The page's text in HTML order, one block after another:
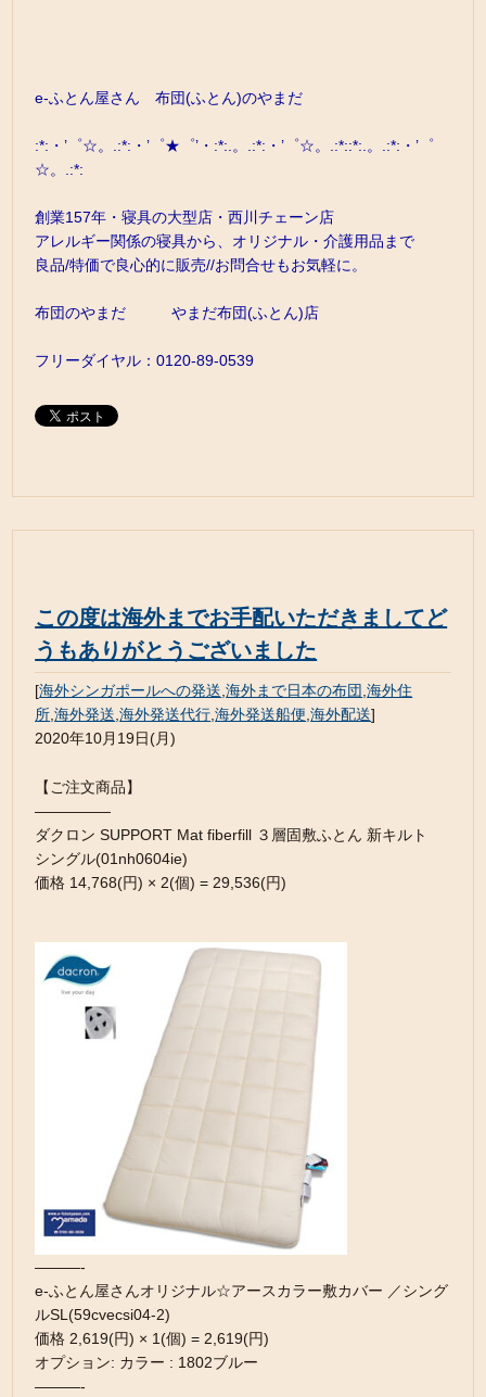
e-ふとん屋さん 布団(ふとん)のやまだ
:*:・’゜☆。.:*:・’゜★゜’・:*:.。.:*:・’゜☆。.:*::*:.。.:*:・’゜
☆。.:*:
創業157年・寝具の大型店・西川チェーン店
アレルギー関係の寝具から、オリジナル・介護用品まで
良品/特価で良心的に販売//お問合せもお気軽に。
布団のやまだ やまだ布団(ふとん)店
フリーダイヤル：0120-89-0539
この度は海外までお手配いただきましてど
うもありがとうございました
[海外シンガポールへの発送 ,海外まで日本の布団 ,海外住
所 ,海外発送 ,海外発送代行 ,海外発送船便 ,海外配送]
2020年10月19日(月)
【ご注文商品】
—————
ダクロン SUPPORT Mat fiberfill ３層固敷ふとん 新キルト
シングル(01nh0604ie)
価格 14,768(円) × 2(個) = 29,536(円)
———-
e-ふとん屋さんオリジナル☆アースカラー敷カバー ／シング
ルSL(59cvecsi04-2)
価格 2,619(円) × 1(個) = 2,619(円)
オプション: カラー : 1802ブルー
———-